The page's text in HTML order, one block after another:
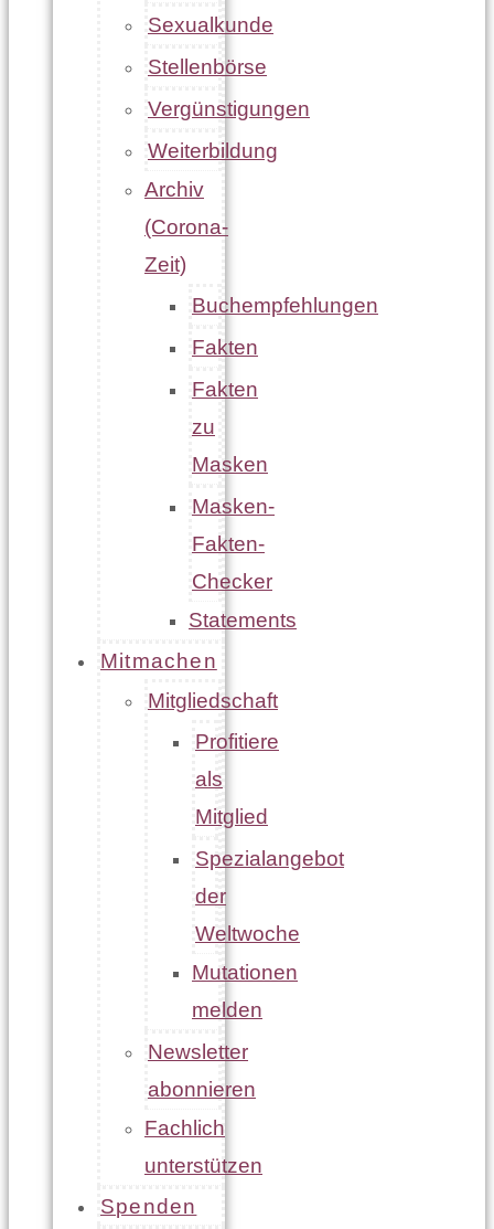
Sexualkunde
Stellenbörse
Vergünstigungen
Weiterbildung
Archiv
(Corona-
Zeit)
Buchempfehlungen
Fakten
Fakten
zu
Masken
Masken-
Fakten-
Checker
Statements
Mitmachen
Mitgliedschaft
Profitiere
als
Mitglied
Spezialangebot
der
Weltwoche
Mutationen
melden
Newsletter
abonnieren
Fachlich
unterstützen
Spenden